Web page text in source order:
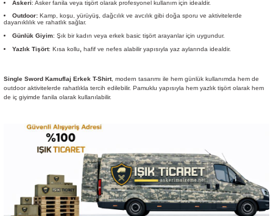
Askeri: Asker fanila veya tişört olarak profesyonel kullanım için idealdir.
Outdoor: Kamp, koşu, yürüyüş, dağcılık ve avcılık gibi doğa sporu ve aktivitelerde
dayanıklılık ve rahatlık sağlar.
Günlük Giyim: Şık bir kadın veya erkek basic tişört arayanlar için uygundur.
Yazlık Tişört: Kısa kollu ,hafif ve nefes alabilir yapısıyla yaz aylarında idealdir.
Single Sword Kamuflaj Erkek T-Shirt, modern tasarımı ile hem günlük kullanımda hem de
outdoor aktivitelerde rahatlıkla tercih edilebilir. Pamuklu yapısıyla hem yazlık tişört olarak hem
de iç giyimde fanila olarak kullanılabilir.